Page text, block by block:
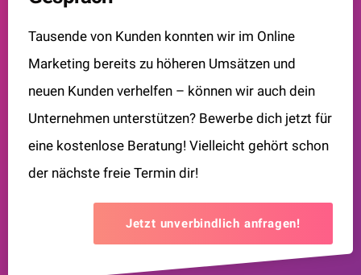
Tausende von Kunden konnten wir im Online
Marketing bereits zu höheren Umsätzen und
neuen Kunden verhelfen – können wir auch dein
Unternehmen unterstützen? Bewerbe dich jetzt für
eine kostenlose Beratung! Vielleicht gehört schon
der nächste freie Termin dir!
Jetzt unverbindlich anfragen!